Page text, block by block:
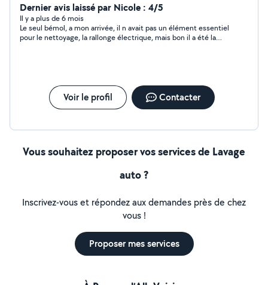
DEPANNAGE PEINTURE REFECTION DE PIECES
COMPLETES GROS MENAGE ET RANGEMENT POSE DE
TRINGLES D ETAGERES ETC...ESSAYEZ....
Dernier avis laissé par Nicole : 4/5
Il y a plus de 6 mois
Le seul bémol, a mon arrivée, il n avait pas un élément essentiel
pour le nettoyage, la rallonge électrique, mais bon il a été la
Voir le profil Contacter
Vous souhaitez proposer vos services de Lavage
auto ?
Inscrivez-vous et répondez aux demandes près de chez
vous !
Proposer mes services